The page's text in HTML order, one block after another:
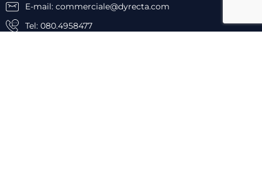
E-mail: commerciale@dyrecta.com
Tel: 080.4958477